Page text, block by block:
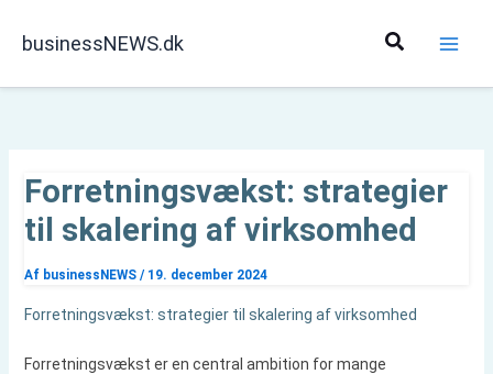
businessNEWS.dk Søg
Forretningsvækst: strategier
til skalering af virksomhed
Af businessNEWS / 19. december 2024
Forretningsvækst: strategier til skalering af virksomhed
Forretningsvækst er en central ambition for mange